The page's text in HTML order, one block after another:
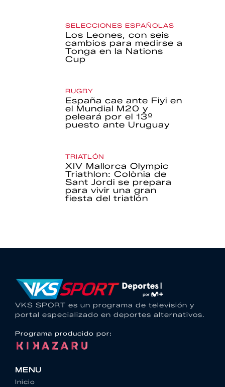
SELECCIONES ESPAÑOLAS
Los Leones, con seis
cambios para medirse a
Tonga en la Nations
Cup
RUGBY
España cae ante Fiyi en
el Mundial M20 y
peleará por el 13º
puesto ante Uruguay
TRIATLÓN
XIV Mallorca Olympic
Triathlon: Colònia de
Sant Jordi se prepara
para vivir una gran
fiesta del triatlón
VKS SPORT es un programa de televisión y
portal especializado en deportes alternativos.
Programa producido por:
MENU
Inicio